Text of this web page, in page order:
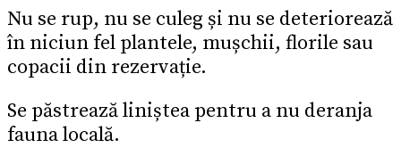
Nu se rup, nu se culeg și nu se deteriorează
în niciun fel plantele, mușchii, florile sau
copacii din rezervație.
Se păstrează liniștea pentru a nu deranja
fauna locală.